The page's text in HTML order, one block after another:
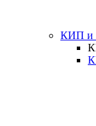
КИП и